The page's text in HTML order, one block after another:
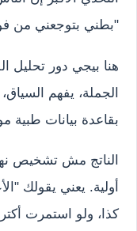
"بطني بتوجعني من
الجملة، يفهم
بقاعدة بيانات طبية
الناتج مش تشخيص
أولية. يعني يقولك